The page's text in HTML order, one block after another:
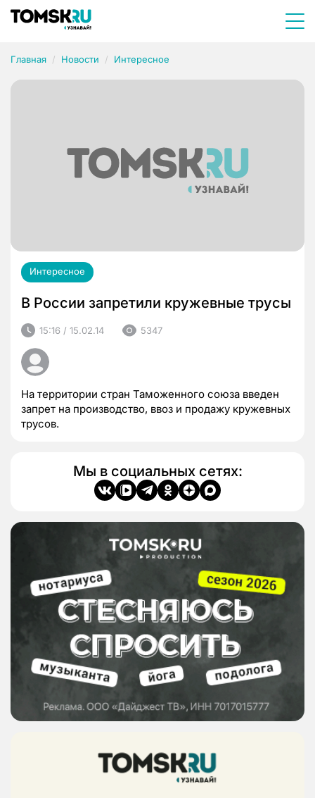
Главная Новости Интересное
Интересное
В России запретили кружевные трусы
15:16 / 15.02.14 5347
На территории стран Таможенного союза введен
запрет на производство, ввоз и продажу кружевных
трусов.
Мы в социальных сетях: